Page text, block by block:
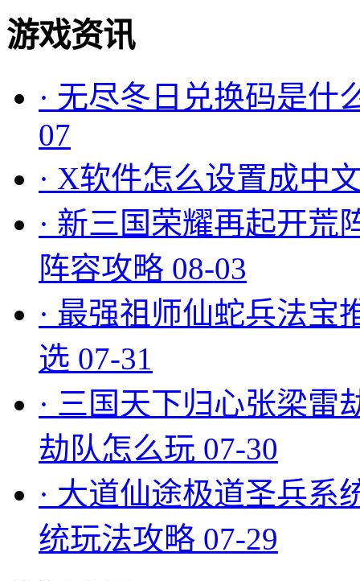
游戏资讯
· 无尽冬日兑换码是什
07
· X软件怎么设置成中
· 新三国荣耀再起开荒
阵容攻略 08-03
· 最强祖师仙蛇兵法宝
选 07-31
· 三国天下归心张梁雷
劫队怎么玩 07-30
· 大道仙途极道圣兵系
统玩法攻略 07-29